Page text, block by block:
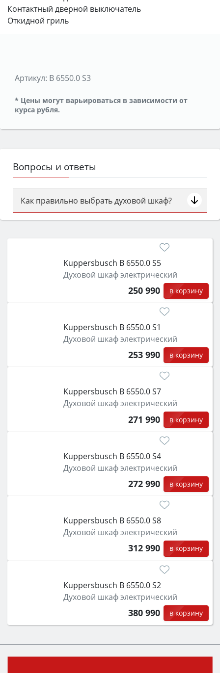
Контактный дверной выключатель
Откидной гриль
Артикул: B 6550.0 S3
* Цены могут варьироваться в зависимости от
курса рубля.
Вопросы и ответы
Как правильно выбрать духовой шкаф?
Сначала определитесь с типом (газовый или
затем смотрите на объём 50–70 л для семьи,
функции (конвекция, гриль, самоочистка,
защита от детей).
Kuppersbusch B 6550.0 S5
Духовой шкаф электрический
250 990 в корзину
Kuppersbusch B 6550.0 S1
Духовой шкаф электрический
253 990 в корзину
Kuppersbusch B 6550.0 S7
Духовой шкаф электрический
271 990 в корзину
Kuppersbusch B 6550.0 S4
Духовой шкаф электрический
272 990 в корзину
Kuppersbusch B 6550.0 S8
Духовой шкаф электрический
312 990 в корзину
Kuppersbusch B 6550.0 S2
Духовой шкаф электрический
380 990 в корзину